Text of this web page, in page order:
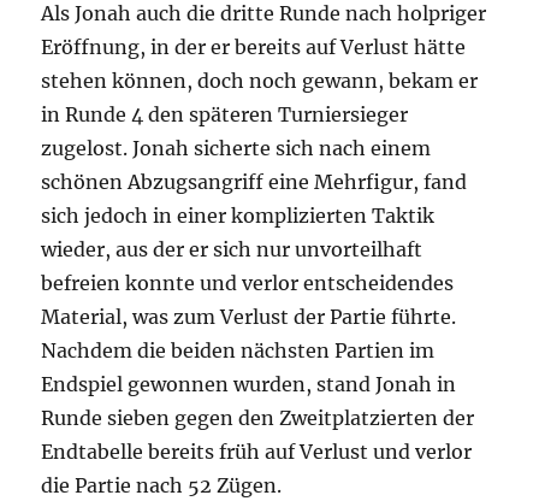
Als Jonah auch die dritte Runde nach holpriger
Eröffnung, in der er bereits auf Verlust hätte
stehen können, doch noch gewann, bekam er
in Runde 4 den späteren Turniersieger
zugelost. Jonah sicherte sich nach einem
schönen Abzugsangriff eine Mehrfigur, fand
sich jedoch in einer komplizierten Taktik
wieder, aus der er sich nur unvorteilhaft
befreien konnte und verlor entscheidendes
Material, was zum Verlust der Partie führte.
Nachdem die beiden nächsten Partien im
Endspiel gewonnen wurden, stand Jonah in
Runde sieben gegen den Zweitplatzierten der
Endtabelle bereits früh auf Verlust und verlor
die Partie nach 52 Zügen.